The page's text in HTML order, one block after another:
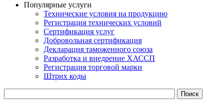
Популярные услуги
Технические условия на продукцию
Регистрация технических условий
Сертификация услуг
Добровольная сертификация
Декларация таможенного союза
Разработка и внедрение ХАССП
Регистрация торговой марки
Штрих коды